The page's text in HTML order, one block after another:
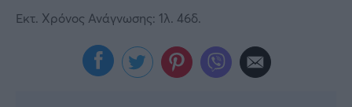
Εκτ. Χρόνος Ανάγνωσης: 1λ. 46δ.